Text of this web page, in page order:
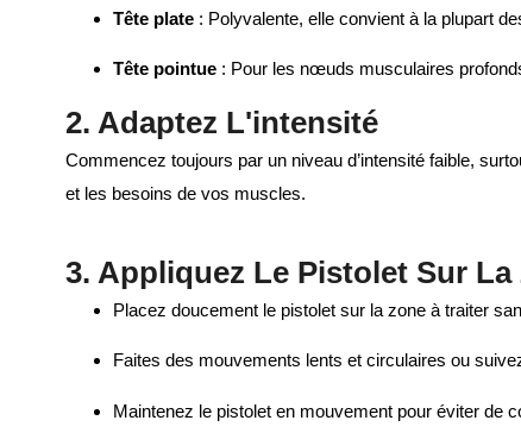
Tête plate : Polyvalente, elle convient à la plupart
Tête pointue : Pour les nœuds musculaires
2. Adaptez L'intensité
Commencez toujours par un niveau d’intensité faible,
et les besoins de vos muscles.
3. Appliquez Le Pistolet Sur La
Placez doucement le pistolet sur la zone à traiter
Faites des mouvements lents et circulaires ou
Maintenez le pistolet en mouvement pour éviter de